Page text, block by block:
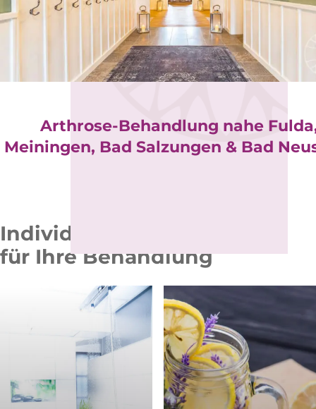
Arthrose-Behandlung nahe
Meiningen, Bad Salzungen & Bad
Individuelle Therapien
für Ihre Behandlung